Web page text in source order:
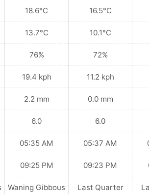
18.6°C
13.7°C
76%
19.4 kph
2.2 mm
6.0
05:35 AM
09:25 PM
Waning Gibbous
16.5°C
10.1°C
72%
11.2 kph
0.0 mm
6.0
05:37 AM
09:23 PM
Last Quarter